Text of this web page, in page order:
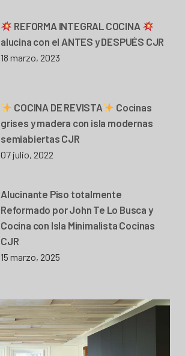
REFORMA INTEGRAL COCINA
alucina con el ANTES y DESPUÉS CJR
18 marzo, 2023
COCINA DE REVISTA
Cocinas
grises y madera con isla modernas
semiabiertas CJR
07 julio, 2022
Alucinante Piso totalmente
Reformado por John Te Lo Busca y
Cocina con Isla Minimalista Cocinas
CJR
15 marzo, 2025